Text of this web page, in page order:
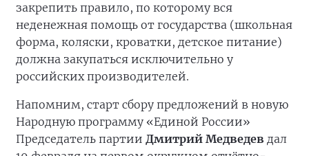
закрепить правило, по которому вся
неденежная помощь от государства (школьная
форма, коляски, кроватки, детское питание)
должна закупаться исключительно у
российских производителей.
Напомним, старт сбору предложений в новую
Народную программу «Единой России»
Председатель партии Дмитрий Медведев дал